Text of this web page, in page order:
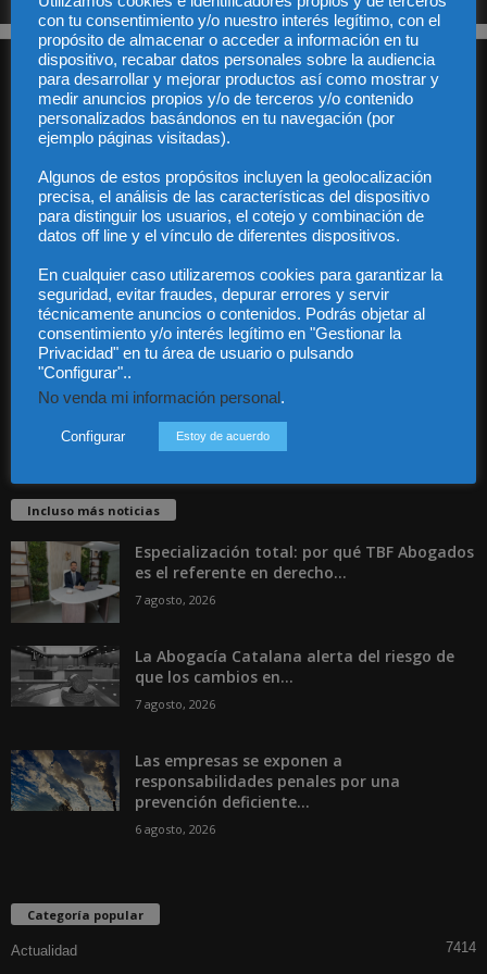
Audiencia y Publicidad
Quiénes somos
Legal
Contacto
Guía Colaboradores
info@diariojuridico.com
Incluso más noticias
Especialización total: por qué TBF Abogados
es el referente en derecho...
7 agosto, 2026
La Abogacía Catalana alerta del riesgo de
que los cambios en...
7 agosto, 2026
Las empresas se exponen a
responsabilidades penales por una
prevención deficiente...
6 agosto, 2026
Categoría popular
Actualidad
7414
con tu consentimiento y/o nuestro interés legítimo, con el
propósito de almacenar o acceder a información en tu
dispositivo, recabar datos personales sobre la audiencia
para desarrollar y mejorar productos así como mostrar y
medir anuncios propios y/o de terceros y/o contenido
personalizados basándonos en tu navegación (por
ejemplo páginas visitadas).
Algunos de estos propósitos incluyen la geolocalización
precisa, el análisis de las características del dispositivo
para distinguir los usuarios, el cotejo y combinación de
datos off line y el vínculo de diferentes dispositivos.
En cualquier caso utilizaremos cookies para garantizar la
seguridad, evitar fraudes, depurar errores y servir
técnicamente anuncios o contenidos. Podrás objetar al
consentimiento y/o interés legítimo en "Gestionar la
Privacidad" en tu área de usuario o pulsando
"Configurar"..
No venda mi información personal .
Configurar Estoy de acuerdo